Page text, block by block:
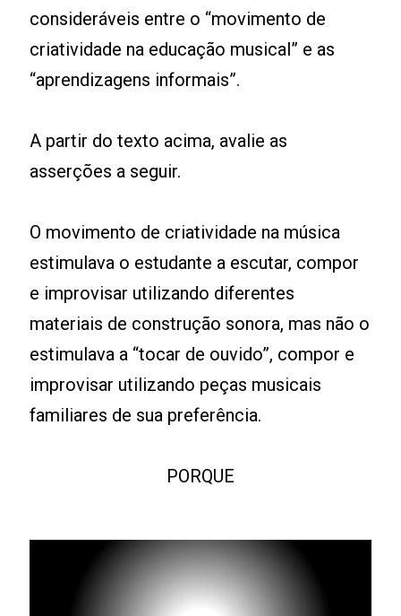
consideráveis entre o “movimento de
criatividade na educação musical” e as
“aprendizagens informais”.
A partir do texto acima, avalie as
asserções a seguir.
O movimento de criatividade na música
estimulava o estudante a escutar, compor
e improvisar utilizando diferentes
materiais de construção sonora, mas não o
estimulava a “tocar de ouvido”, compor e
improvisar utilizando peças musicais
familiares de sua preferência.
PORQUE